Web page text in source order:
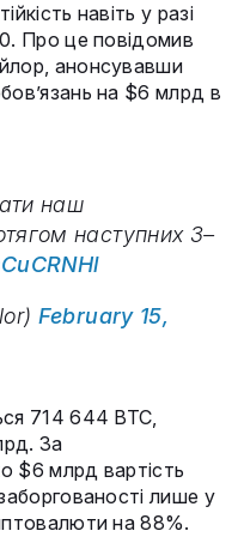
навіть у разі
Про це повідомив
анонсувавши
на $6 млрд в
наш
наступних 3–
February 15,
714 644 BTC,
За
$6 млрд вартість
лише у
на 88%.